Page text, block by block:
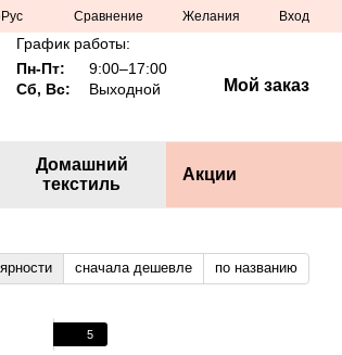
Рус Сравнение Желания Вход
График работы:
Пн-Пт:
9:00–17:00
Сб, Вс:
Выходной Мой заказ
Домашний
текстиль
Акции
сначала дешевле по названию
5